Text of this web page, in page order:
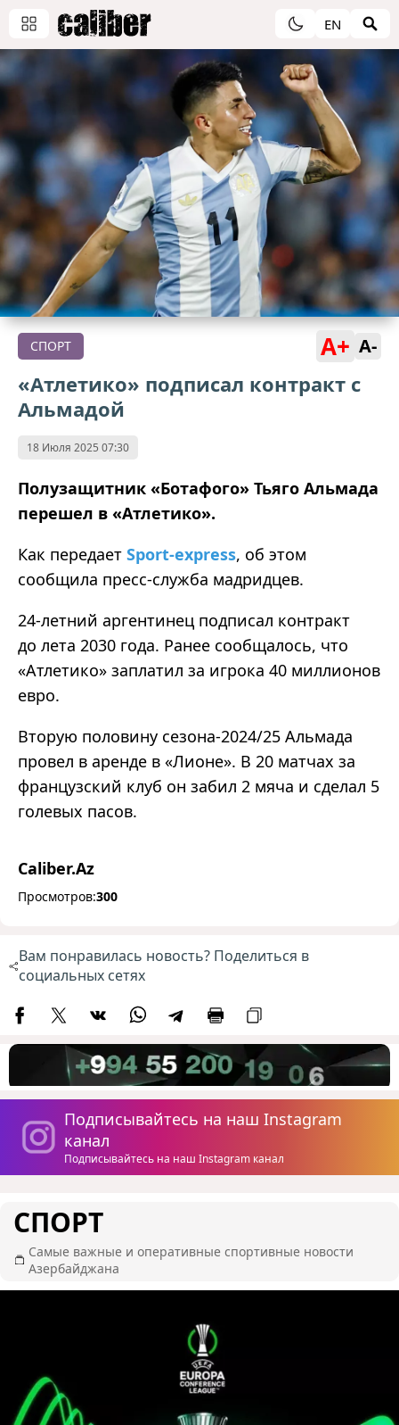
EN
СПОРТ A+ A-
«Атлетико» подписал контракт с
Альмадой
18 Июля 2025 07:30
Полузащитник «Ботафого» Тьяго Альмада
перешел в «Атлетико».
Как передает Sport-express, об этом
сообщила пресс-служба мадридцев.
24-летний аргентинец подписал контракт
до лета 2030 года. Ранее сообщалось, что
«Атлетико» заплатил за игрока 40 миллионов
евро.
Вторую половину сезона-2024/25 Альмада
провел в аренде в «Лионе». В 20 матчах за
французский клуб он забил 2 мяча и сделал 5
голевых пасов.
Caliber.Az
Просмотров:300
Вам понравилась новость? Поделиться в
социальных сетях
Подписывайтесь на наш Instagram
канал
Подписывайтесь на наш Instagram канал
СПОРТ
Самые важные и оперативные спортивные новости
Азербайджана